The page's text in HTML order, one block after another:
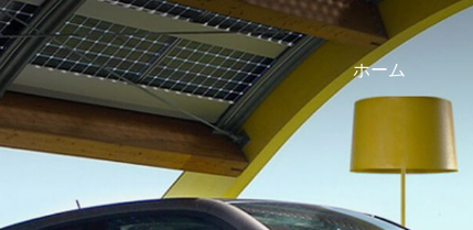
ホーム